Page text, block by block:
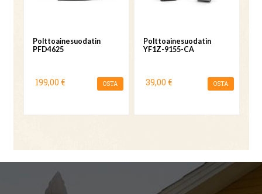
Polttoainesuodatin
PFD4625
199,00 € OSTA
Polttoainesuodatin
YF1Z-9155-CA
39,00 € OSTA